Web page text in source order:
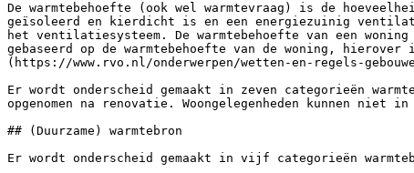
De warmtebehoefte (ook wel warmtevraag) is de
geïsoleerd en kierdicht is en een energiezuinig
het ventilatiesysteem. De warmtebehoefte van een
gebaseerd op de warmtebehoefte van de woning,
(https://www.rvo.nl/onderwerpen/wetten-en-regels-
Er wordt onderscheid gemaakt in zeven categorieën
opgenomen na renovatie. Woongelegenheden kunnen
## (Duurzame) warmtebron
Er wordt onderscheid gemaakt in vijf categorieën